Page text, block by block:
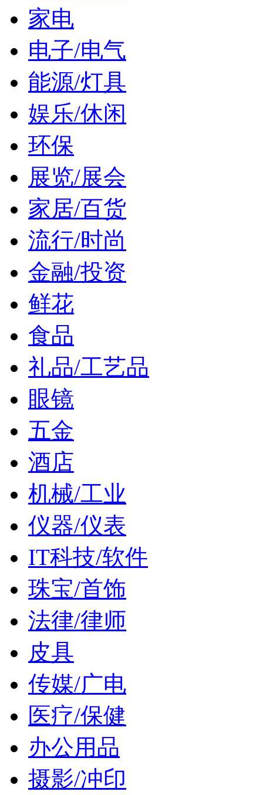
家电
电子/电气
能源/灯具
娱乐/休闲
环保
展览/展会
家居/百货
流行/时尚
金融/投资
鲜花
食品
礼品/工艺品
眼镜
五金
酒店
机械/工业
仪器/仪表
IT科技/软件
珠宝/首饰
法律/律师
皮具
传媒/广电
医疗/保健
办公用品
摄影/冲印